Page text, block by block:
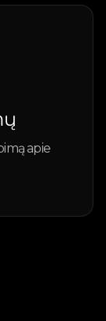
apie